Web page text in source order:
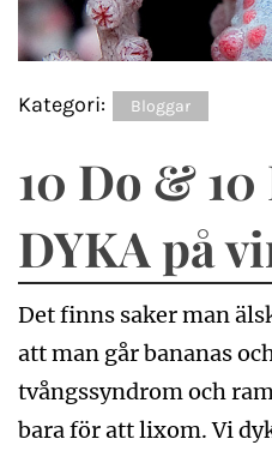
Kategori: Bloggar
10 Do & 10
DYKA på
Det finns saker man
att man går bananas
tvångssyndrom och
bara för att lixom. Vi